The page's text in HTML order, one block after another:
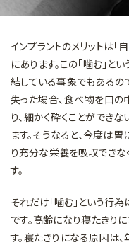
インプラントのメリットは「
にあります。この「噛む」
結している事象でもあるの
失った場合、食べ物を口の
り、細かく砕くことができ
ます。そうなると、今度は
り充分な栄養を吸収できな
す。
それだけ「噛む」という行為
です。高齢になり寝たきり
す。寝たきりになる原因は